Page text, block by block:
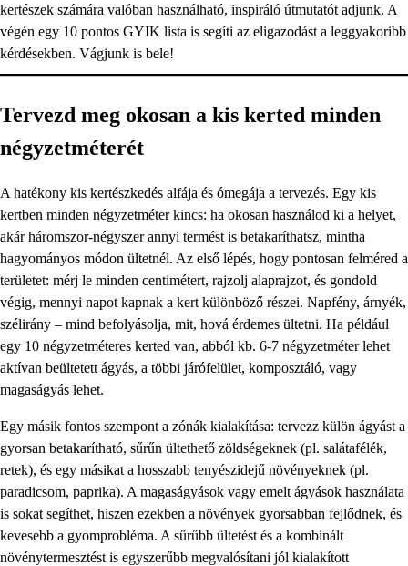
kertészek számára valóban használható, inspiráló útmutatót adjunk. A
végén egy 10 pontos GYIK lista is segíti az eligazodást a leggyakoribb
kérdésekben. Vágjunk is bele!
Tervezd meg okosan a kis kerted minden
négyzetméterét
A hatékony kis kertészkedés alfája és ómegája a tervezés. Egy kis
kertben minden négyzetméter kincs: ha okosan használod ki a helyet,
akár háromszor-négyszer annyi termést is betakaríthatsz, mintha
hagyományos módon ültetnél. Az első lépés, hogy pontosan felméred a
területet: mérj le minden centimétert, rajzolj alaprajzot, és gondold
végig, mennyi napot kapnak a kert különböző részei. Napfény, árnyék,
szélirány – mind befolyásolja, mit, hová érdemes ültetni. Ha például
egy 10 négyzetméteres kerted van, abból kb. 6-7 négyzetméter lehet
aktívan beültetett ágyás, a többi járófelület, komposztáló, vagy
magaságyás lehet.
Egy másik fontos szempont a zónák kialakítása: tervezz külön ágyást a
gyorsan betakarítható, sűrűn ültethető zöldségeknek (pl. salátafélék,
retek), és egy másikat a hosszabb tenyészidejű növényeknek (pl.
paradicsom, paprika). A magaságyások vagy emelt ágyások használata
is sokat segíthet, hiszen ezekben a növények gyorsabban fejlődnek, és
kevesebb a gyomprobléma. A sűrűbb ültetést és a kombinált
növénytermesztést is egyszerűbb megvalósítani jól kialakított